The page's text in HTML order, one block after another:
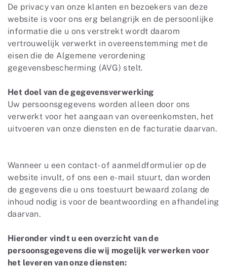
De privacy van onze klanten en bezoekers van deze
website is voor ons erg belangrijk en de persoonlijke
informatie die u ons verstrekt wordt daarom
vertrouwelijk verwerkt in overeenstemming met de
eisen die de Algemene verordening
gegevensbescherming (AVG) stelt.
Het doel van de gegevensverwerking
Uw persoonsgegevens worden alleen door ons
verwerkt voor het aangaan van overeenkomsten, het
uitvoeren van onze diensten en de facturatie daarvan.
Wanneer u een contact- of aanmeldformulier op de
website invult, of ons een e-mail stuurt, dan worden
de gegevens die u ons toestuurt bewaard zolang de
inhoud nodig is voor de beantwoording en afhandeling
daarvan.
Hieronder vindt u een overzicht van de
persoonsgegevens die wij mogelijk verwerken voor
het leveren van onze diensten: